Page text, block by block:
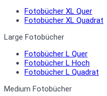
Fotobücher XL Quer
Fotobücher XL Quadrat
Large Fotobücher
Fotobücher L Quer
Fotobücher L Hoch
Fotobücher L Quadrat
Medium Fotobücher